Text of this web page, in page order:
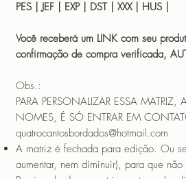
PES | JEF | EXP | DST | XXX | HUS |
Você receberá um LINK com seu
confirmação de compra verificada,
Obs.:
PARA PERSONALIZAR ESSA
NOMES, É SÓ ENTRAR EM
quatrocantosbordados@hotmail.com
A matriz é fechada para edição. Ou
aumentar, nem diminuir), para que